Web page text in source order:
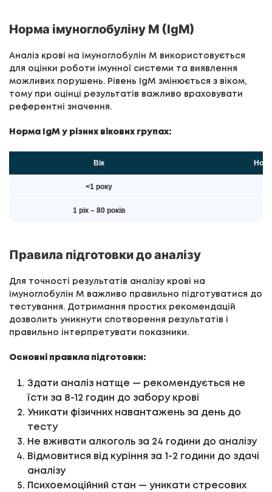
Норма імуноглобуліну М (IgМ)
Аналіз крові на імуноглобулін М використовується
для оцінки роботи імунної системи та виявлення
можливих порушень. Рівень IgM змінюється з віком,
тому при оцінці результатів важливо враховувати
референтні значення.
Норма IgM у різних вікових групах:
Вік
<1 року
1 рік – 80 років
Правила підготовки до аналізу
Для точності результатів аналізу крові на
імуноглобулін М важливо правильно підготуватися до
тестування. Дотримання простих рекомендацій
дозволить уникнути спотворення результатів і
правильно інтерпретувати показники.
Основні правила підготовки:
Здати аналіз натще — рекомендується не
їсти за 8-12 годин до забору крові
Уникати фізичних навантажень за день до
тесту
Не вживати алкоголь за 24 години до аналізу
Відмовитися від куріння за 1-2 години до здачі
аналізу
Психоемоційний стан — уникати стресових